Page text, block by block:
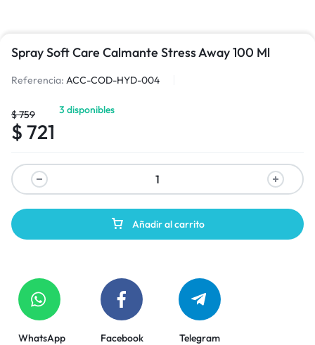
Spray Soft Care Calmante Stress Away 100 Ml
Referencia: ACC-COD-HYD-004
$759
$ 721
3 disponibles
Añadir al carrito
WhatsApp Facebook Telegram